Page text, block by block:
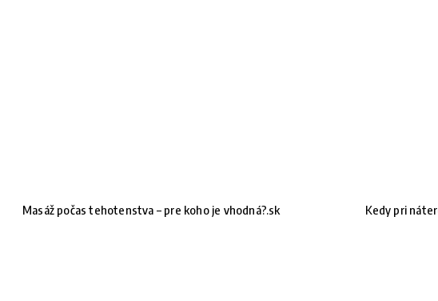
Masáž počas tehotenstva – pre koho je vhodná?.sk Kedy pri